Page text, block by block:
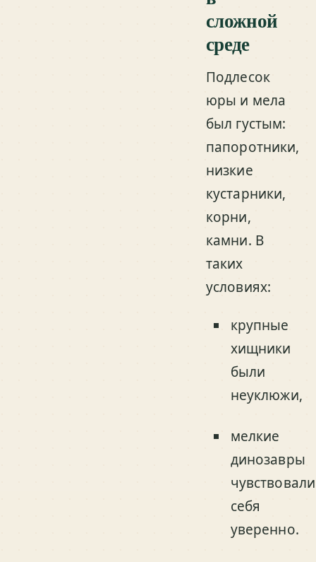
сложной
среде
Подлесок
юры и мела
был густым:
папоротники,
низкие
кустарники,
корни,
камни. В
таких
условиях:
крупные
хищники
были
неуклюжи,
мелкие
динозавры
чувствовали
себя
уверенно.